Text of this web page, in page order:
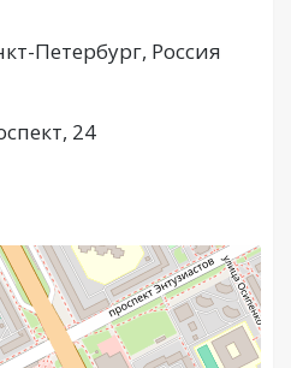
Петербург, Россия
24